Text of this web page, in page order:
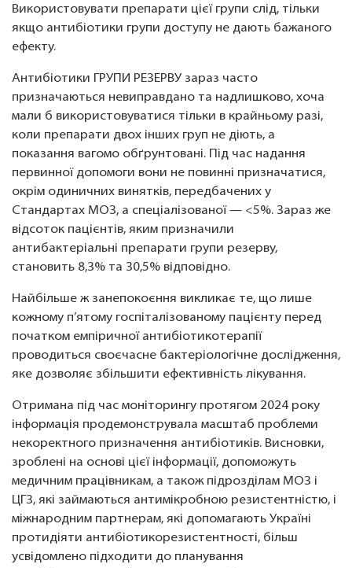
Використовувати препарати цієї групи слід, тільки
якщо антибіотики групи доступу не дають бажаного
ефекту.
Антибіотики ГРУПИ РЕЗЕРВУ зараз часто
призначаються невиправдано та надлишково, хоча
мали б використовуватися тільки в крайньому разі,
коли препарати двох інших груп не діють, а
показання вагомо обґрунтовані. Під час надання
первинної допомоги вони не повинні призначатися,
окрім одиничних винятків, передбачених у
Стандартах МОЗ, а спеціалізованої — <5%. Зараз же
відсоток пацієнтів, яким призначили
антибактеріальні препарати групи резерву,
становить 8,3% та 30,5% відповідно.
Найбільше ж занепокоєння викликає те, що лише
кожному п’ятому госпіталізованому пацієнту перед
початком емпіричної антибіотикотерапії
проводиться своєчасне бактеріологічне дослідження,
яке дозволяє збільшити ефективність лікування.
Отримана під час моніторингу протягом 2024 року
інформація продемонструвала масштаб проблеми
некоректного призначення антибіотиків. Висновки,
зроблені на основі цієї інформації, допоможуть
медичним працівникам, а також підрозділам МОЗ і
ЦГЗ, які займаються антимікробною резистентністю, і
міжнародним партнерам, які допомагають Україні
протидіяти антибіотикорезистентності, більш
усвідомлено підходити до планування